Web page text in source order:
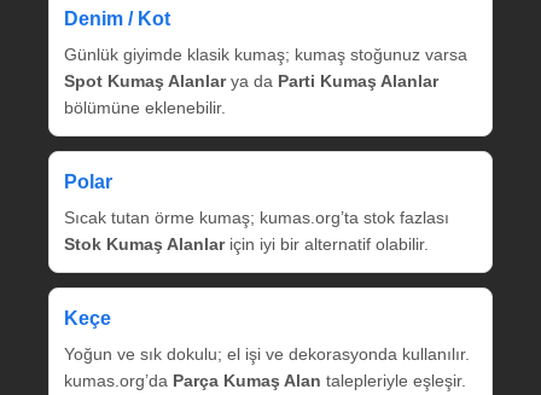
Denim / Kot
Günlük giyimde klasik kumaş; kumaş stoğunuz varsa
Spot Kumaş Alanlarya da Parti Kumaş Alanlar
bölümüne eklenebilir.
Polar
Sıcak tutan örme kumaş; kumas.org’ta stok fazlası
Stok Kumaş Alanlariçin iyi bir alternatif olabilir.
Keçe
Yoğun ve sık dokulu; el işi ve dekorasyonda kullanılır.
kumas.org’da Parça Kumaş Alan talepleriyle eşleşir.